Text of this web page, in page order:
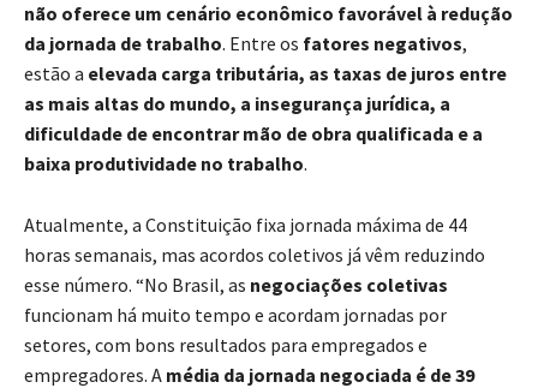
não oferece um cenário econômico favorável à redução
da jornada de trabalho. Entre os fatores negativos,
estão a elevada carga tributária, as taxas de juros entre
as mais altas do mundo, a insegurança jurídica, a
dificuldade de encontrar mão de obra qualificada e a
baixa produtividade no trabalho.
Atualmente, a Constituição fixa jornada máxima de 44
horas semanais, mas acordos coletivos já vêm reduzindo
esse número. “No Brasil, as negociações coletivas
funcionam há muito tempo e acordam jornadas por
setores, com bons resultados para empregados e
empregadores. A média da jornada negociada é de 39